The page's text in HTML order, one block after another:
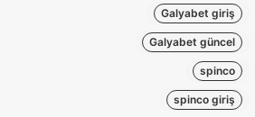
Galyabet giriş
Galyabet güncel
spinco
spinco giriş